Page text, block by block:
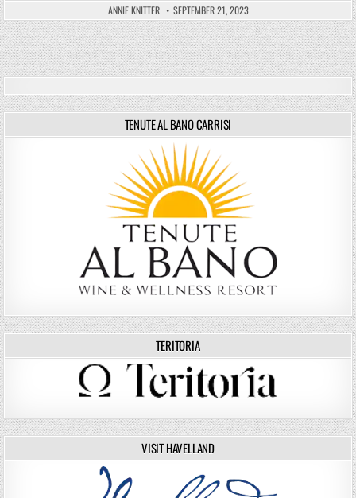
ANNIE KNITTER SEPTEMBER 21, 2023
TENUTE AL BANO CARRISI
TERITORIA
VISIT HAVELLAND